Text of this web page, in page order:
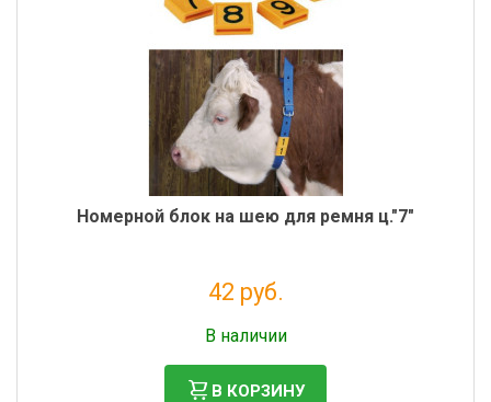
Номерной блок на шею для ремня ц."7"
42 руб.
В наличии
В КОРЗИНУ